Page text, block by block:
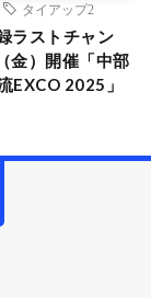
タイアップ2
ラストチャン
金）開催「中部
EXCO 2025」